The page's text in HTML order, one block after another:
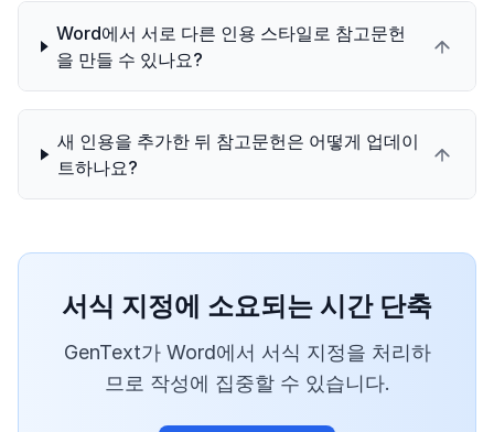
Word에서 서로 다른 인용 스타일로 참고문헌
을 만들 수 있나요?
새 인용을 추가한 뒤 참고문헌은 어떻게 업데이
트하나요?
서식 지정에 소요되는 시간 단축
GenText가 Word에서 서식 지정을 처리하
므로 작성에 집중할 수 있습니다.